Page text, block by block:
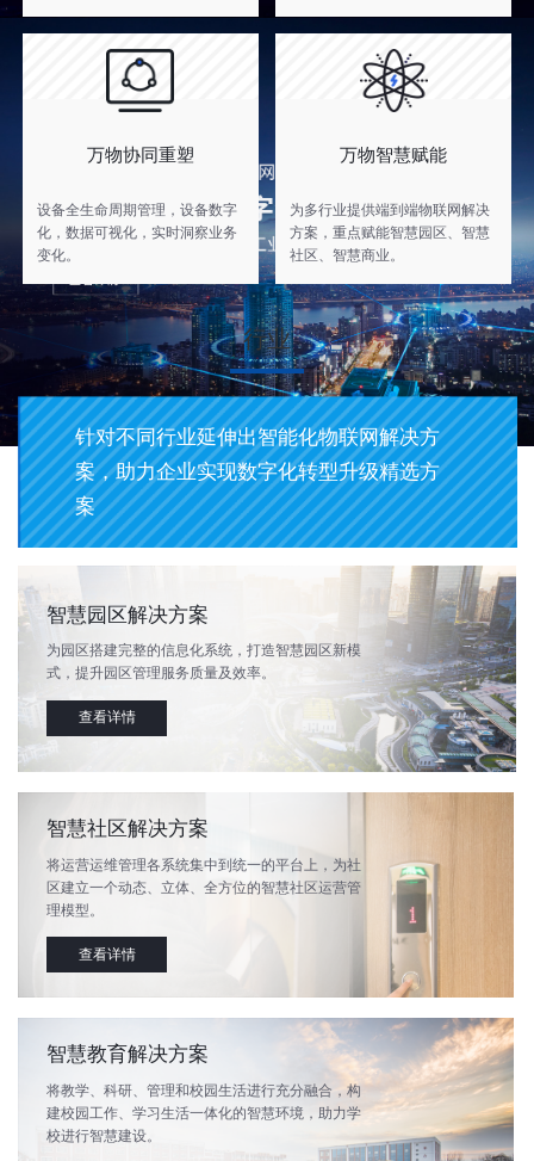
万物协同重塑
设备全生命周期管理，设备数字
化，数据可视化，实时洞察业务
变化。
万物智慧赋能
为多行业提供端到端物联网解决
方案，重点赋能智慧园区、智慧
社区、智慧商业。
行业
针对不同行业延伸出智能化物联网解决方
案，助力企业实现数字化转型升级精选方
案
智慧园区解决方案
为园区搭建完整的信息化系统，打造智慧园区新模
式，提升园区管理服务质量及效率。
查看详情
智慧社区解决方案
将运营运维管理各系统集中到统一的平台上，为社
区建立一个动态、立体、全方位的智慧社区运营管
理模型。
查看详情
智慧教育解决方案
将教学、科研、管理和校园生活进行充分融合，构
建校园工作、学习生活一体化的智慧环境，助力学
校进行智慧建设。